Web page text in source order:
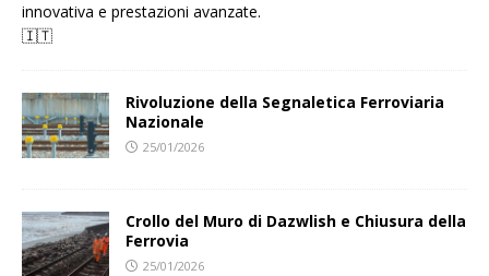
innovativa e prestazioni avanzate.
🇮🇹
Rivoluzione della Segnaletica Ferroviaria
Nazionale
25/01/2026
Crollo del Muro di Dazwlish e Chiusura della
Ferrovia
25/01/2026